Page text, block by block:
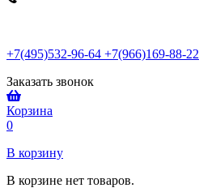
+7(495)532-96-64 +7(966)169-88-22
Заказать звонок
Корзина
0
В корзину
В корзине нет товаров.